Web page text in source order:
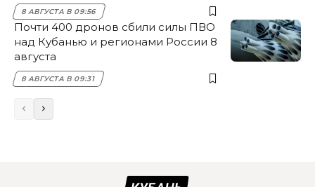
8 АВГУСТА В 09:56
Почти 400 дронов сбили силы ПВО
над Кубанью и регионами России 8
августа
8 АВГУСТА В 09:31